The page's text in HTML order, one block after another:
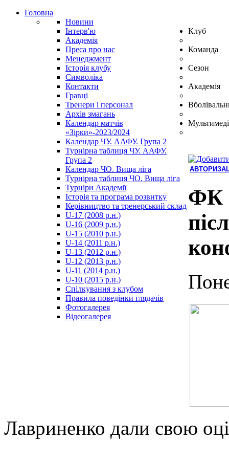
Головна
Новини
Інтерв'ю
Академія
Преса про нас
Клуб
Менеджмент
Історія клубу
Символіка
Контакти
Команда
Гравці
Тренери і персонал
Архів змагань
Сезон
Календар матчів
«Зірки»-2023/2024
Календар ЧУ. ААФУ. Група 2
Турнірна таблиця ЧУ. ААФУ.
Група 2
Календар ЧО. Вища ліга
Турнірна таблиця ЧО. Вища ліга
Академія
Турніри Академії
Історія та програма розвитку
Керівництво та тренерський склад
U-17 (2008 р.н.)
U-16 (2009 р.н.)
U-15 (2010 р.н.)
U-14 (2011 р.н.)
U-13 (2012 р.н.)
U-12 (2013 р.н.)
U-11 (2014 р.н.)
U-10 (2015 р.н.)
Спілкування з клубом
Правила поведінки глядачів
Фотогалерея
Відеогалерея
ФК
Лавриненко дали свою